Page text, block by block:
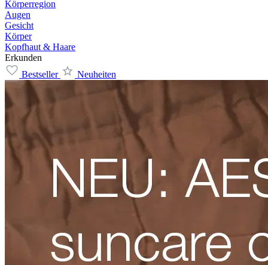
Körperregion
Augen
Gesicht
Körper
Kopfhaut & Haare
Erkunden
Bestseller
Neuheiten